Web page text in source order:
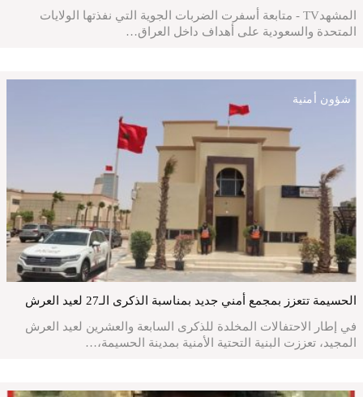
المشهدTV - متابعة أسفرت الضربات الجوية التي نفذتها الولايات
المتحدة والسعودية على أهداف داخل العراق…
شؤون أمنية
الحسيمة تتعزز بمجمع أمني جديد بمناسبة الذكرى الـ27 لعيد العرش
في إطار الاحتفالات المخلدة للذكرى السابعة والعشرين لعيد العرش
المجيد، تعززت البنية التحتية الأمنية بمدينة الحسيمة،…